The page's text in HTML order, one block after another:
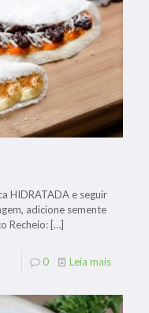
HIDRATADA e seguir
adicione semente
Recheio: […]
0 Leia mais